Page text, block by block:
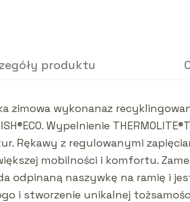
produktu
zimowa wykonanaz
Wypelnienie
Rękawy z regulowanymi
mobilności i komfortu.
odpinaną naszywkę na ramię i
i stworzenie unikalnej